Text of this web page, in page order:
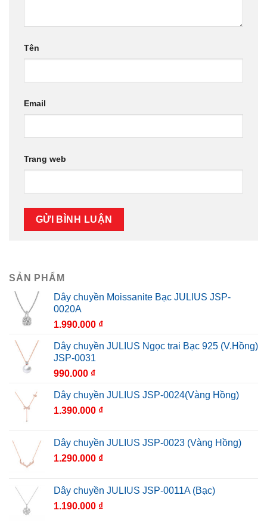
Tên
Email
Trang web
SẢN PHẨM
Dây chuyền Moissanite Bạc JULIUS JSP-
0020A
1.990.000 ₫
Dây chuyền JULIUS Ngọc trai Bạc 925 (V.Hồng)
JSP-0031
990.000 ₫
Dây chuyền JULIUS JSP-0024(Vàng Hồng)
1.390.000 ₫
Dây chuyền JULIUS JSP-0023 (Vàng Hồng)
1.290.000 ₫
Dây chuyền JULIUS JSP-0011A (Bạc)
1.190.000 ₫